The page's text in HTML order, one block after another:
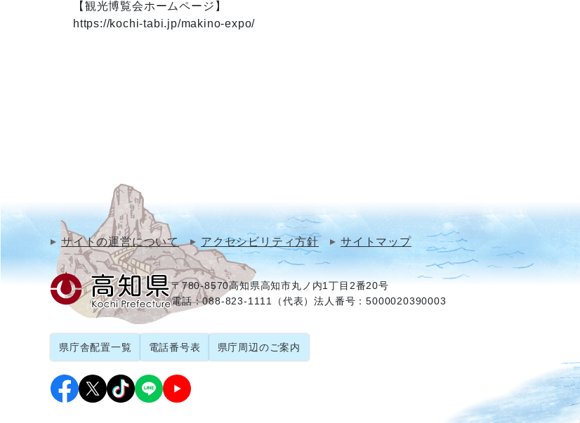
【観光博覧会ホームページ】
https://kochi-tabi.jp/makino-expo/
サイトの運営について アクセシビリティ方針 サイトマップ
〒780-8570高知県高知市丸ノ内1丁目2番20号
電話：088-823-1111（代表）法人番号：5000020390003
県庁舎配置一覧 電話番号表 県庁周辺のご案内